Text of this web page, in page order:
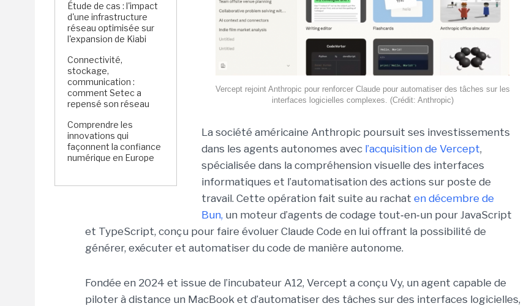
Étude de cas : l'impact
d'une infrastructure
réseau optimisée sur
l'expansion de Kiabi
Connectivité,
stockage,
communication :
comment Setec a
repensé son réseau
Comprendre les
innovations qui
façonnent la confiance
numérique en Europe
Vercept rejoint Anthropic pour renforcer Claude pour automatiser des tâches sur les
interfaces logicielles complexes. (Crédit: Anthropic)
La société américaine Anthropic poursuit ses investissements
dans les agents autonomes avec l’acquisition de Vercept,
spécialisée dans la compréhension visuelle des interfaces
informatiques et l’automatisation des actions sur poste de
travail. Cette opération fait suite au rachat en décembre de
Bun, un moteur d’agents de codage tout‑en‑un pour JavaScript
et TypeScript, conçu pour faire évoluer Claude Code en lui offrant la possibilité de
générer, exécuter et automatiser du code de manière autonome.
Fondée en 2024 et issue de l’incubateur A12, Vercept a conçu Vy, un agent capable de
piloter à distance un MacBook et d’automatiser des tâches sur des interfaces logicielles,